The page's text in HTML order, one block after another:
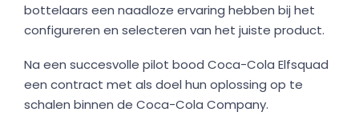
bottelaars een naadloze ervaring hebben bij het
configureren en selecteren van het juiste product.
Na een succesvolle pilot bood Coca-Cola Elfsquad
een contract met als doel hun oplossing op te
schalen binnen de Coca-Cola Company.